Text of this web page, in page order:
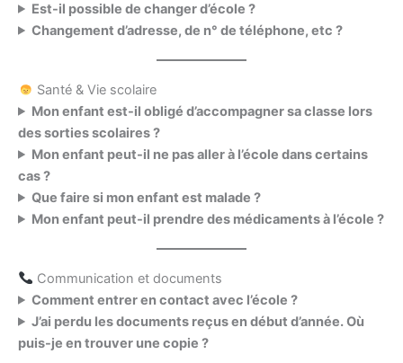
Est-il possible de changer d’école ?
Changement d’adresse, de n° de téléphone, etc ?
Santé & Vie scolaire
Mon enfant est-il obligé d’accompagner sa classe lors
des sorties scolaires ?
Mon enfant peut-il ne pas aller à l’école dans certains
cas ?
Que faire si mon enfant est malade ?
Mon enfant peut-il prendre des médicaments à l’école ?
Communication et documents
Comment entrer en contact avec l’école ?
J’ai perdu les documents reçus en début d’année. Où
puis-je en trouver une copie ?